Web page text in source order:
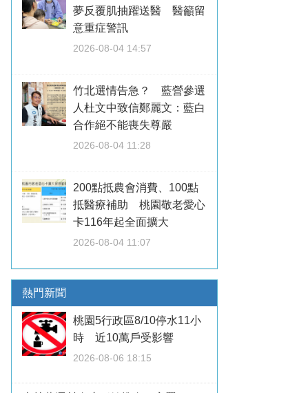
夢反覆肌抽躍送醫 醫籲留
意重症警訊
2026-08-04 14:57
竹北選情告急？ 藍營參選
人杜文中致信鄭麗文：藍白
合作絕不能喪失尊嚴
2026-08-04 11:28
200點抵農會消費、100點
抵醫療補助 桃園敬老愛心
卡116年起全面擴大
2026-08-04 11:07
熱門新聞
桃園5行政區8/10停水11小
時 近10萬戶受影響
2026-08-06 18:15